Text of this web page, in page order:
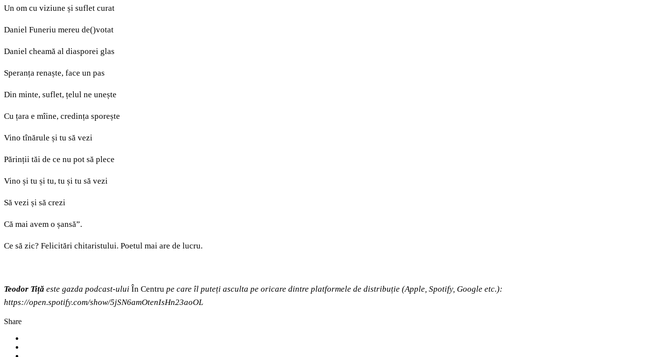
Un om cu viziune și suflet curat
Daniel Funeriu mereu de()votat
Daniel cheamă al diasporei glas
Speranța renaște, face un pas
Din minte, suflet, țelul ne unește
Cu țara e mîine, credința sporește
Vino tînărule și tu să vezi
Părinții tăi de ce nu pot să plece
Vino și tu și tu, tu și tu să vezi
Să vezi și să crezi
Că mai avem o șansă”.
Ce să zic? Felicitări chitaristului. Poetul mai are de lucru.
Teodor Tiță este gazda podcast‑ului În Centru pe care îl puteți asculta pe oricare dintre platformele de distribuție (Apple, Spotify, Google etc.):
https://open.spotify.com/show/5jSN6amOtenIsHn23aoOL
Share